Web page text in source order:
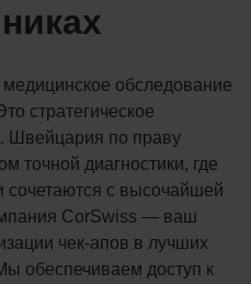
обследование
стратегическое
Швейцария по праву
точной диагностики, где
сочетаются с высочайшей
CorSwiss — ваш
чек-апов в лучших
обеспечиваем доступ к